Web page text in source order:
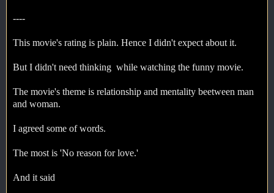
----
This movie's rating is plain. Hence I didn't expect about it.
But I didn't need thinking while watching the funny movie.
The movie's theme is relationship and mentality beetween man
and woman.
I agreed some of words.
The most is 'No reason for love.'
And it said